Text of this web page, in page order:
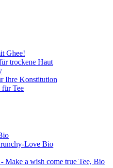
Ghee!
trockene Haut
Ihre Konstitution
Tee
Love Bio
a wish come true Tee, Bio